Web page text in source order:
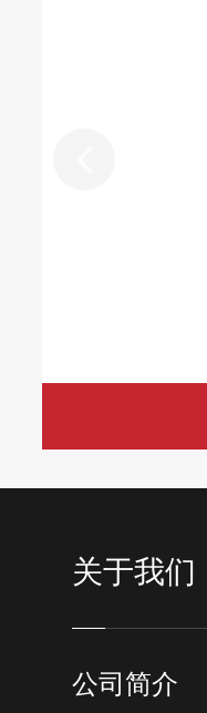
关于我们
公司简介